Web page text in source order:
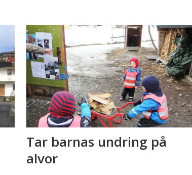
Tar barnas undring på
alvor